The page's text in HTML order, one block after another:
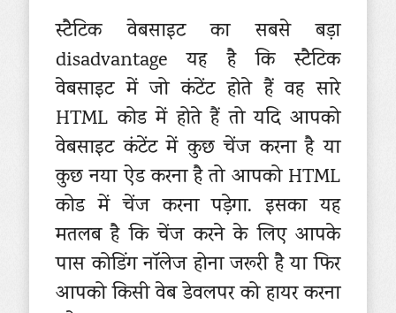
स्टैटिक वेबसाइट का सबसे बड़ा
disadvantage यह है कि स्टैटिक
वेबसाइट में जो कंटेंट होते हैं वह सारे
HTML कोड में होते हैं तो यदि आपको
वेबसाइट कंटेंट में कुछ चेंज करना है या
कुछ नया ऐड करना है तो आपको HTML
कोड में चेंज करना पड़ेगा. इसका यह
मतलब है कि चेंज करने के लिए आपके
पास कोडिंग नॉलेज होना जरूरी है या फिर
आपको किसी वेब डेवलपर को हायर करना